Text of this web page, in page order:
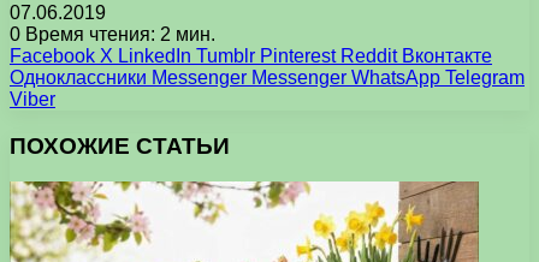
07.06.2019
0 Время чтения: 2 мин.
Facebook X LinkedIn Tumblr Pinterest Reddit Вконтакте
Одноклассники Messenger Messenger WhatsApp Telegram
Viber
ПОХОЖИЕ СТАТЬИ